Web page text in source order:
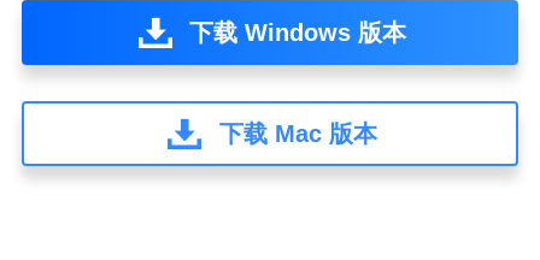
下载 Windows 版本
下载 Mac 版本